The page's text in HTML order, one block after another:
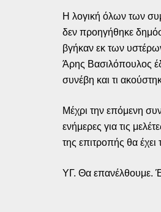
Η λογική όλων των
δεν προηγήθηκε
βγήκαν εκ των
Άρης Βασιλόπουλος
συνέβη και τι
Μέχρι την επόμενη
ενήμερες για τις
της επιτροπής θα έχει
ΥΓ. Θα επανέλθουμε.